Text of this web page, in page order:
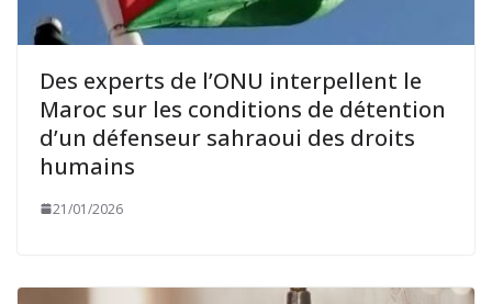
Des experts de l’ONU interpellent le
Maroc sur les conditions de détention
d’un défenseur sahraoui des droits
humains
21/01/2026